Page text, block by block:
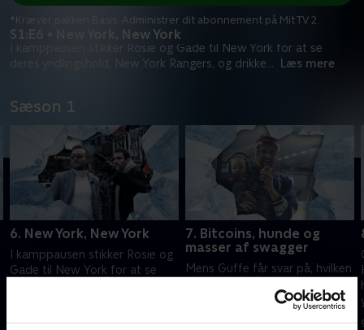
S1:E6 • New York, New York
I kamppausen stikker Rosie og Gade til New York for at se
deres yndlingshold, New York Rangers, og drikke... Læs mere
*Kræver pakken Basis. Administrer dit abonnement på Mit TV 2.
Sæson 1
6. New York, New York
I kamppausen stikker Rosie og
Gade til New York for at se
26. marts 2020 • 28 min
7. Bitcoins, hunde og
masser af swagger
Mens Guffe får svar på, hvilken
VM, forsøger Rosie og Gade at
forklare deres forkærlighed til